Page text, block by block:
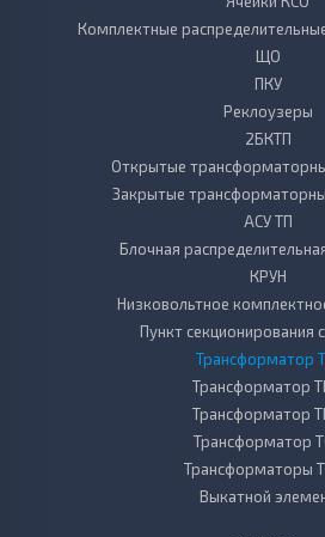
Комплектные
ЩО
ПКУ
Реклоузеры
2БКТП
Открытые
Закрытые
АСУ ТП
Блочная
КРУН
Низковольтное
Пункт секционирования
Трансформатор
Трансформатор
Трансформатор
Трансформатор
Трансформаторы
Выкатной